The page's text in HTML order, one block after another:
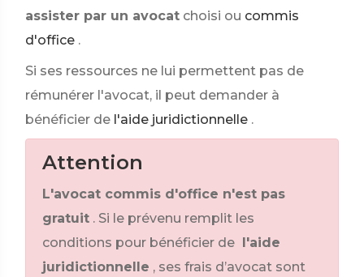
assister par un avocat choisi ou commis
d'office .
Si ses ressources ne lui permettent pas de
rémunérer l'avocat, il peut demander à
bénéficier de l'aide juridictionnelle .
Attention
L'avocat commis d'office n'est pas
gratuit . Si le prévenu remplit les
conditions pour bénéficier de l'aide
juridictionnelle , ses frais d’avocat sont